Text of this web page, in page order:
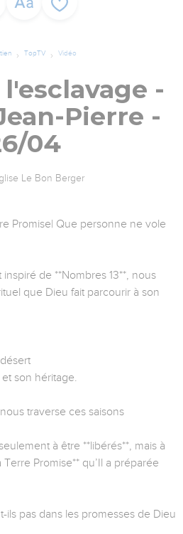
TopTV Vidéo
-
Pierre -
04
Le Bon Berger
Promise| Que personne ne vole
de **Nombres 13**, nous
que Dieu fait parcourir à son
son héritage.
traverse ces saisons
à être **libérés**, mais à
Promise** qu’Il a préparée
ils pas dans les promesses de Dieu